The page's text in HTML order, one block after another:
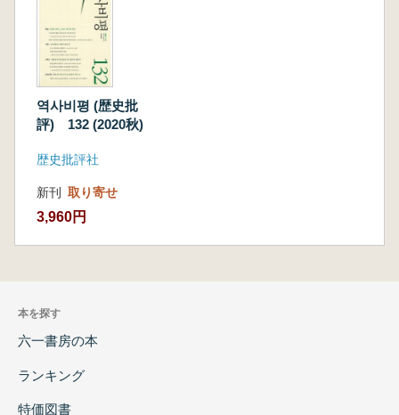
역사비평 (歴史批
評) 132 (2020秋)
歴史批評社
新刊 取り寄せ
3,960円
本を探す
六一書房の本
ランキング
特価図書